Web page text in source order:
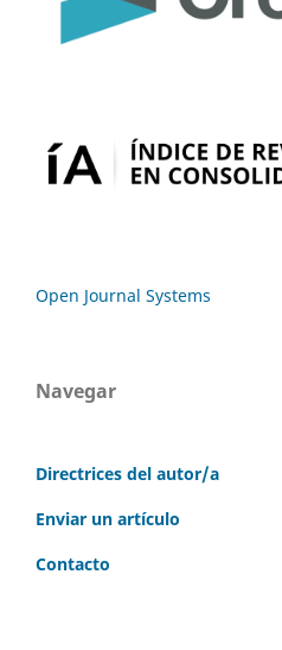
Open Journal Systems
Navegar
Directrices del autor/a
Enviar un artículo
Contacto